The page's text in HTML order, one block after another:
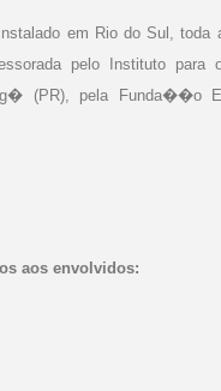
em Rio do Sul,
pelo Instituto para
(PR), pela Funda��o
aos envolvidos: